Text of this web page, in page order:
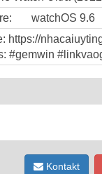
watchOS 9.6
https://
#gemwin
Kontakt